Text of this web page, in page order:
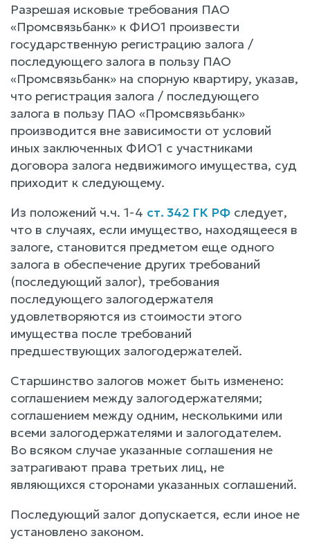
Разрешая исковые требования ПАО
«Промсвязьбанк» к ФИО1 произвести
государственную регистрацию залога /
последующего залога в пользу ПАО
«Промсвязьбанк» на спорную квартиру, указав,
что регистрация залога / последующего
залога в пользу ПАО «Промсвязьбанк»
производится вне зависимости от условий
иных заключенных ФИО1 с участниками
договора залога недвижимого имущества, суд
приходит к следующему.
Из положений ч.ч. 1-4 ст. 342 ГК РФ следует,
что в случаях, если имущество, находящееся в
залоге, становится предметом еще одного
залога в обеспечение других требований
(последующий залог), требования
последующего залогодержателя
удовлетворяются из стоимости этого
имущества после требований
предшествующих залогодержателей.
Старшинство залогов может быть изменено:
соглашением между залогодержателями;
соглашением между одним, несколькими или
всеми залогодержателями и залогодателем.
Во всяком случае указанные соглашения не
затрагивают права третьих лиц, не
являющихся сторонами указанных соглашений.
Последующий залог допускается, если иное не
установлено законом.